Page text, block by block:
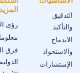
التدقيق
والتأكيد
الاندماج
والاستحواذ
الإستشارات
المزيد
رؤى
فرق
الدولية